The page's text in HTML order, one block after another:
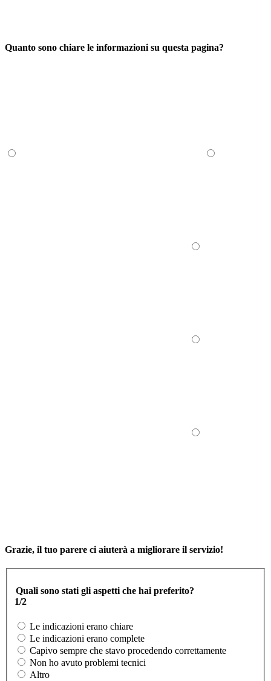
Quanto sono chiare le informazioni su questa pagina?
Grazie, il tuo parere ci aiuterà a migliorare il servizio!
Quali sono stati gli aspetti che hai preferito?
1/2
Le indicazioni erano chiare
Le indicazioni erano complete
Capivo sempre che stavo procedendo correttamente
Non ho avuto problemi tecnici
Altro